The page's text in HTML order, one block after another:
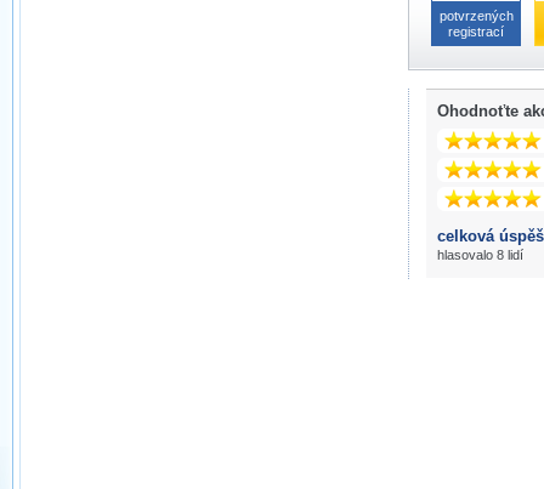
potvrzených
registrací
Ohodnoťte
celková
hlasovalo 8 lidí